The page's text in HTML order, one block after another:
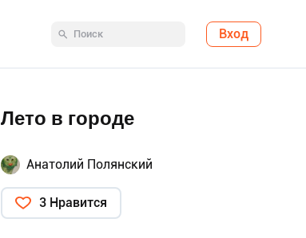
Вход
Лето в городе
Анатолий Полянский
3 Нравится